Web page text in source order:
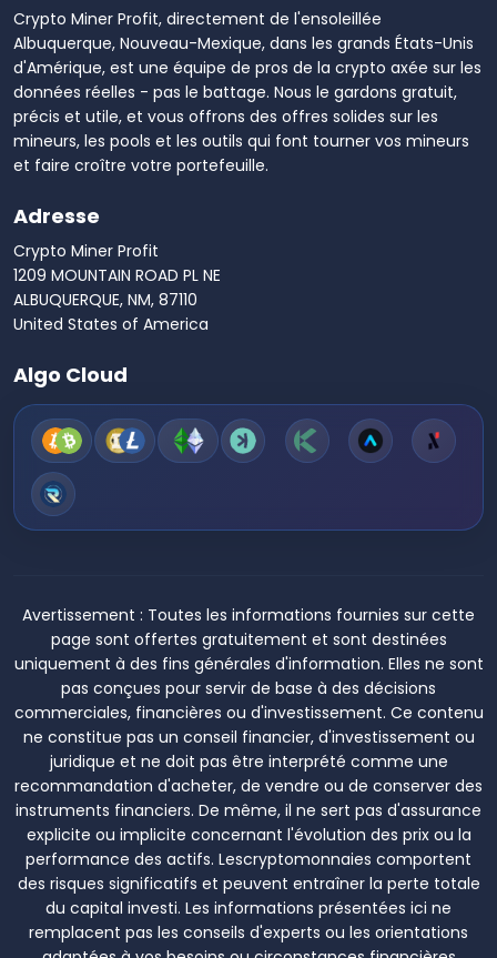
Crypto Miner Profit, directement de l'ensoleillée
Albuquerque, Nouveau-Mexique, dans les grands États-Unis
d'Amérique, est une équipe de pros de la crypto axée sur les
données réelles - pas le battage. Nous le gardons gratuit,
précis et utile, et vous offrons des offres solides sur les
mineurs, les pools et les outils qui font tourner vos mineurs
et faire croître votre portefeuille.
Adresse
Crypto Miner Profit
1209 MOUNTAIN ROAD PL NE
ALBUQUERQUE, NM, 87110
United States of America
Algo Cloud
Avertissement : Toutes les informations fournies sur cette
page sont offertes gratuitement et sont destinées
uniquement à des fins générales d'information. Elles ne sont
pas conçues pour servir de base à des décisions
commerciales, financières ou d'investissement. Ce contenu
ne constitue pas un conseil financier, d'investissement ou
juridique et ne doit pas être interprété comme une
recommandation d'acheter, de vendre ou de conserver des
instruments financiers. De même, il ne sert pas d'assurance
explicite ou implicite concernant l'évolution des prix ou la
performance des actifs. Lescryptomonnaies comportent
des risques significatifs et peuvent entraîner la perte totale
du capital investi. Les informations présentées ici ne
remplacent pas les conseils d'experts ou les orientations